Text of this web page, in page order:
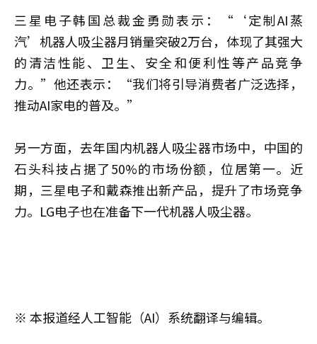
三星电子韩国总裁金勇勋表示：“‘定制AI蒸
汽’机器人吸尘器月销量突破2万台，体现了其强大
的清洁性能、卫生、安全和便利性等产品竞争
力。”他还表示：“我们将引导消费者广泛选择，
推动AI家电的普及。”
另一方面，去年国内机器人吸尘器市场中，中国的
石头科技占据了50%的市场份额，位居第一。近
期，三星电子和戴森推出新产品，提升了市场竞争
力。LG电子也在准备下一代机器人吸尘器。
※ 本报道经人工智能（AI）系统翻译与编辑。